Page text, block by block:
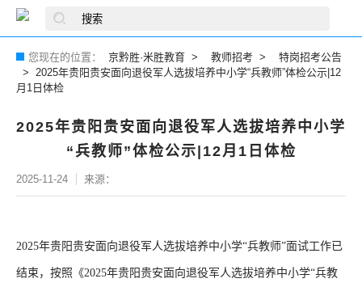
您现在的位置： 京黔胜·米胜教育 教师招考
特岗招考公告
2025年贵阳贵安面向退役军人选拔培养中小学“兵教师”体检公示|12
月1日体检
2025年贵阳贵安面向退役军人选拔培养中小学
“兵教师”体检公示|12月1日体检
2025-11-24 来源：
2025年贵阳贵安面向退役军人选拔培养中小学“兵教师”面试工作已
结束，按照《2025年贵阳贵安面向退役军人选拔培养中小学“兵教